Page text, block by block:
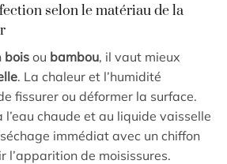
selon le matériau de la
bois ou bambou, il vaut mieux
. La chaleur et l’humidité
fissurer ou déformer la surface.
chaude et au liquide vaisselle
immédiat avec un chiffon
l’apparition de moisissures.